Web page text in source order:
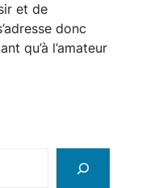
et de
donc
qu’à l’amateur